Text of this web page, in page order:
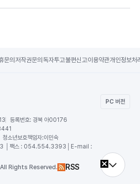
문의 저작권문의 독자투고불편신고이용약관개인정보처
PC 버전
등록번호: 경북 아00176
청소년보호책임자:이민숙
│팩스 : 054.554.3393│E-mail :
All Rights Reserved. RSS